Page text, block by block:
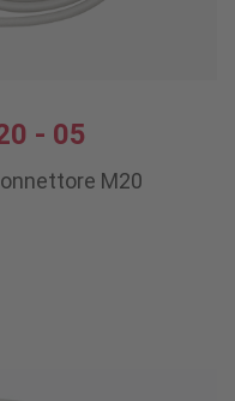
- 05
M20